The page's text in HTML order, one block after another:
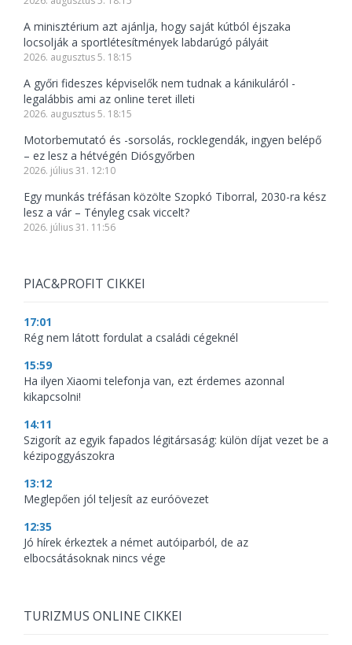
A minisztérium azt ajánlja, hogy saját kútból éjszaka
locsolják a sportlétesítmények labdarúgó pályáit
2026. augusztus 5. 18:15
A győri fideszes képviselők nem tudnak a kánikuláról -
legalábbis ami az online teret illeti
2026. augusztus 5. 18:15
Motorbemutató és -sorsolás, rocklegendák, ingyen belépő
– ez lesz a hétvégén Diósgyőrben
2026. július 31. 12:10
Egy munkás tréfásan közölte Szopkó Tiborral, 2030-ra kész
lesz a vár – Tényleg csak viccelt?
2026. július 31. 11:56
PIAC&PROFIT CIKKEI
17:01
Rég nem látott fordulat a családi cégeknél
15:59
Ha ilyen Xiaomi telefonja van, ezt érdemes azonnal
kikapcsolni!
14:11
Szigorít az egyik fapados légitársaság: külön díjat vezet be a
kézipoggyászokra
13:12
Meglepően jól teljesít az euróövezet
12:35
Jó hírek érkeztek a német autóiparból, de az
elbocsátásoknak nincs vége
TURIZMUS ONLINE CIKKEI